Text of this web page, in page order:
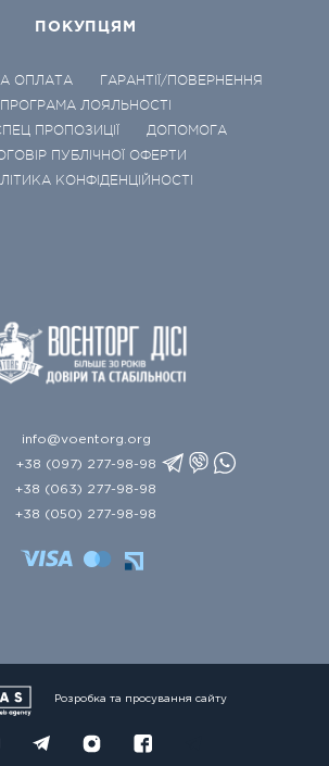
ПОКУПЦЯМ
ОПЛАТА
ГАРАНТІЇ/ПОВЕРНЕННЯ
ПРОГРАМА ЛОЯЛЬНОСТІ
ПРОПОЗИЦІЇ
ДОПОМОГА
ПУБЛІЧНОЇ ОФЕРТИ
КОНФІДЕНЦІЙНОСТІ
info@voentorg.org
+38 (097) 277-98-98
+38 (063) 277-98-98
+38 (050) 277-98-98
Розробка та просування сайту